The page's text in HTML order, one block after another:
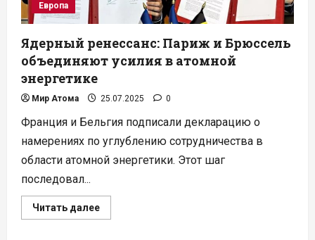
Европа
Ядерный ренессанс: Париж и Брюссель
объединяют усилия в атомной
энергетике
Мир Атома 25.07.2025 0
Франция и Бельгия подписали декларацию о
намерениях по углублению сотрудничества в
области атомной энергетики. Этот шаг
последовал...
Читать далееПрочитать
больше